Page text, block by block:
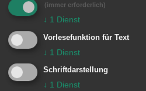
Zimmertüren war von
verschraubt und mit
Luftdicht abgedichtet.
Öffnen der
Atemschutz wurde die
(immer erforderlich)
↓ 1 Dienst
Vorlesefunktion für Text
↓ 1 Dienst
Schriftdarstellung
↓ 1 Dienst